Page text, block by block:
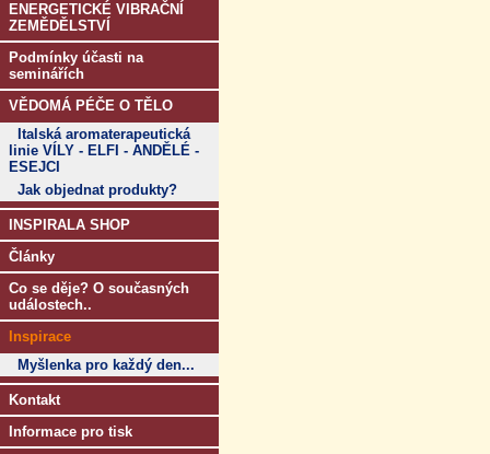
ENERGETICKÉ VIBRAČNÍ
ZEMĚDĚLSTVÍ
Podmínky účasti na
seminářích
VĚDOMÁ PÉČE O TĚLO
Italská aromaterapeutická
linie VÍLY - ELFI - ANDĚLÉ -
ESEJCI
Jak objednat produkty?
INSPIRALA SHOP
Články
Co se děje? O současných
událostech..
Inspirace
Myšlenka pro každý den...
Kontakt
Informace pro tisk